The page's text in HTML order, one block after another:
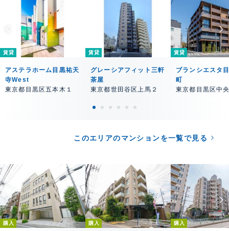
賃貸
アステラホーム目黒祐天
寺West
東京都目黒区五本木１
賃貸
グレーシアフィット三軒
茶屋
東京都世田谷区上馬２
賃貸
ブランシエスタ
町
東京都目黒区中
このエリアのマンションを一覧で見る
購入 購入 購入